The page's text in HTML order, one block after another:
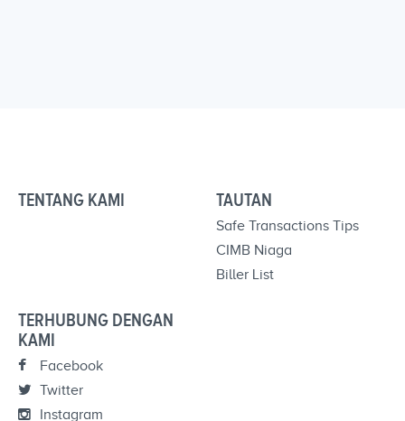
TENTANG KAMI TAUTAN
Safe Transactions Tips
CIMB Niaga
Biller List
TERHUBUNG DENGAN
KAMI
Facebook
Twitter
Instagram